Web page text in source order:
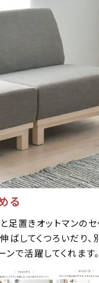
る
足置きオットマンの
ばしてくつろいだり
で活躍してくれます